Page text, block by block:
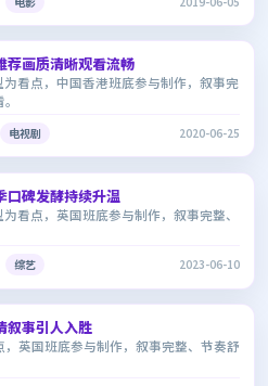
画质清晰观看流畅
看点，中国香港班底参与制作，叙事完
电视剧 2020-06-25
碑发酵持续升温
看点，英国班底参与制作，叙事完整、
综艺 2023-06-10
叙事引人入胜
，英国班底参与制作，叙事完整、节奏舒